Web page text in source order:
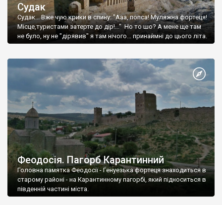
Судак
Судак... Вже чую крики в спину: "Ааа, попса! Муляжна фортеця!
Місце,туристами затерте до дір!..." Но то шо? А мене ще там
не було, ну не "дірявив" я там нічого... принаймні до цього літа.
Феодосія. Пагорб Карантинний
Головна памятка Феодосії - Генуезька фортеця знаходиться в
старому районі - на Карантинному пагорбі, який підноситься в
південній частині міста.